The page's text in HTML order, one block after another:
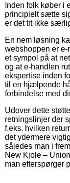
Inden folk køber i
principielt sætte
er det tit ikke
En nem løsning
webshoppen er
et sympol på at
og at e-handlen
ekspertise inden
til en hjælpende
forbindelse med
Udover dette
retningslinjer der
f.eks. hvilken
det ydermere
således man i
New Kjole –
man efterspørger